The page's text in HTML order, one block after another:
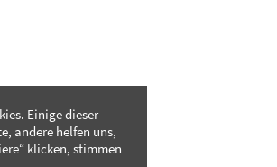
Einige dieser
andere helfen uns,
klicken, stimmen